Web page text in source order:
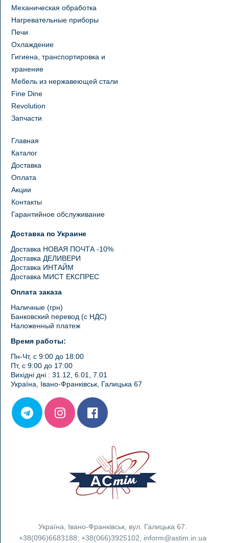
Механическая обработка
Нагревательные приборы
Печи
Охлаждение
Гигиена, транспортировка и
хранение
Мебель из нержавеющей стали
Fine Dine
Revolution
Запчасти
Главная
Каталог
Доставка
Оплата
Акции
Контакты
Гарантийное обслуживание
Доставка по Украине
Доставка НОВАЯ ПОЧТА -10%
Доставка ДЕЛИВЕРИ
Доставка ИНТАЙМ
Доставка МИСТ ЕКСПРЕС
Оплата заказа
Наличные (грн)
Банковский перевод (с НДС)
Наложенный платеж
Время работы:
Пн-Чт, с 9:00 до 18:00
Пт, с 9:00 до 17:00
Вихідні дні : 31.12, 6.01, 7.01
Україна, Івано-Франківськ, Галицька 67
Україна Івано-Франківськ вул. Галицька 67.
+38(096)6683188;+38(066)3925102 inform@astim.in.ua